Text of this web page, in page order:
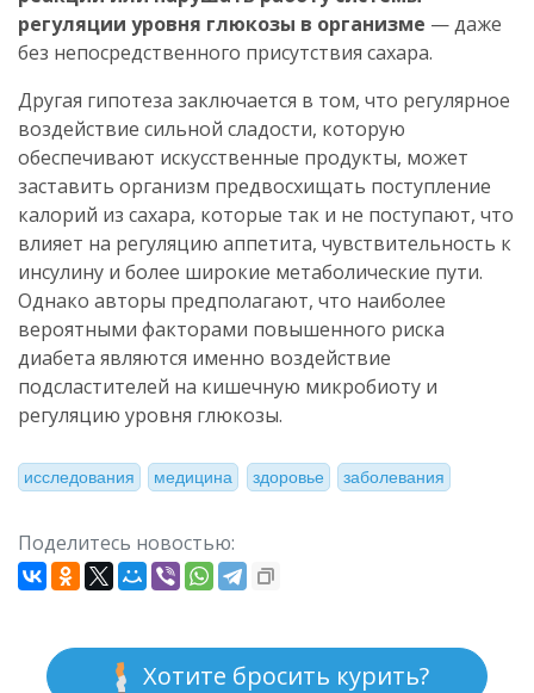
регуляции уровня глюкозы в организме — даже
без непосредственного присутствия сахара.
Другая гипотеза заключается в том, что регулярное
воздействие сильной сладости, которую
обеспечивают искусственные продукты, может
заставить организм предвосхищать поступление
калорий из сахара, которые так и не поступают, что
влияет на регуляцию аппетита, чувствительность к
инсулину и более широкие метаболические пути.
Однако авторы предполагают, что наиболее
вероятными факторами повышенного риска
диабета являются именно воздействие
подсластителей на кишечную микробиоту и
регуляцию уровня глюкозы.
исследования медицина здоровье заболевания
Поделитесь новостью:
Хотите бросить курить?